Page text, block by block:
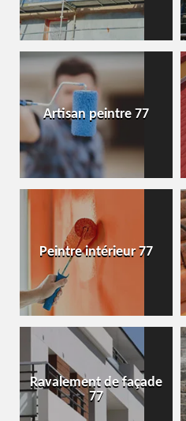
Artisan peintre 77
Peintre intérieur 77
Ravalement de façade
77